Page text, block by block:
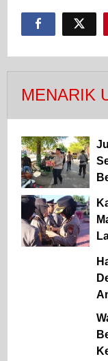
MENARIK